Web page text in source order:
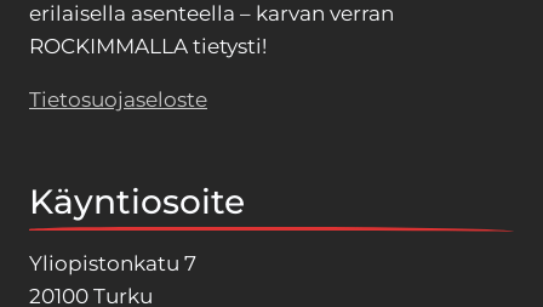
erilaisella asenteella – karvan verran
ROCKIMMALLA tietysti!
Tietosuojaseloste
Käyntiosoite
Yliopistonkatu 7
20100 Turku